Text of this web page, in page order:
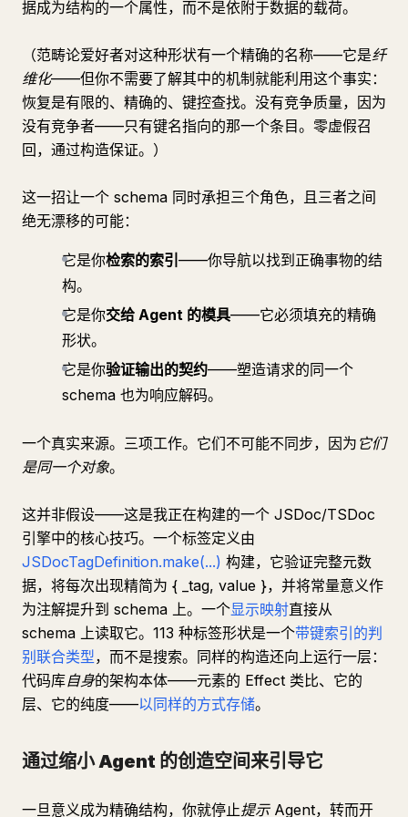
据成为结构的一个属性，而不是依附于数据的载荷。
（范畴论爱好者对这种形状有一个精确的名称——它是纤
维化——但你不需要了解其中的机制就能利用这个事实：
恢复是有限的、精确的、键控查找。没有竞争质量，因为
没有竞争者——只有键名指向的那一个条目。零虚假召
回，通过构造保证。）
这一招让一个 schema 同时承担三个角色，且三者之间
绝无漂移的可能：
它是你检索的索引 ——你导航以找到正确事物的结
构。
它是你交给 Agent 的模具——它必须填充的精确
形状。
它是你验证输出的契约——塑造请求的同一个
schema 也为响应解码。
一个真实来源。三项工作。它们不可能不同步，因为 它们
是同一个对象。
这并非假设——这是我正在构建的一个 JSDoc/TSDoc
引擎中的核心技巧。一个标签定义由
JSDocTagDefinition.make(...) 构建，它验证完整元数
据，将每次出现精简为 { _tag, value }，并将常量意义作
为注解提升到 schema 上。一个显示映射直接从
schema 上读取它。113 种标签形状是一个带键索引的判
别联合类型，而不是搜索。同样的构造还向上运行一层：
代码库自身的架构本体——元素的 Effect 类比、它的
层、它的纯度——以同样的方式存储。
通过缩小 Agent 的创造空间来引导它
一旦意义成为精确结构，你就停止提示Agent，转而开